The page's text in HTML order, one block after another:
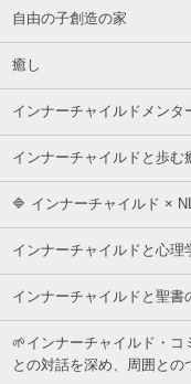
自由の子創造の家
癒し
インナーチャイルドメンタ
インナーチャイルドと歩む
🔷 インナーチャイルド ×
インナーチャイルドと心理
インナーチャイルドと聖書
🌱インナーチャイルド・
との対話を深め、周囲と